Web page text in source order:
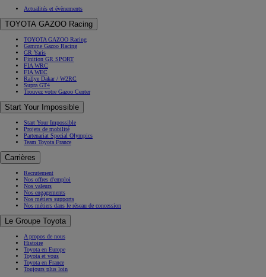
Actualités et évènements
TOYOTA GAZOO Racing
TOYOTA GAZOO Racing
Gamme Gazoo Racing
GR Yaris
Finition GR SPORT
FIA WRC
FIA WEC
Rallye Dakar / W2RC
Supra GT4
Trouvez votre Gazoo Center
Start Your Impossible
Start Your Impossible
Projets de mobilité
Partenariat Special Olympics
Team Toyota France
Carrières
Recrutement
Nos offres d'emploi
Nos valeurs
Nos engagements
Nos métiers supports
Nos métiers dans le réseau de concession
Le Groupe Toyota
A propos de nous
Histoire
Toyota en Europe
Toyota et vous
Toyota en France
Toujours plus loin